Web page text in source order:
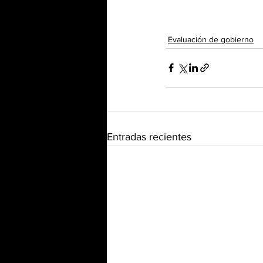
Evaluación de gobierno
Entradas recientes